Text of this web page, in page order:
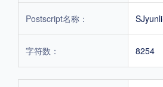
Postscript名称：
字符数： 8254